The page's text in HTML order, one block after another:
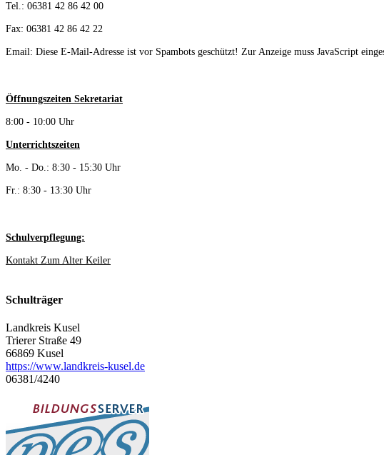
Tel.: 06381 42 86 42 00
Fax: 06381 42 86 42 22
Email: Diese E-Mail-Adresse ist vor Spambots geschützt! Zur Anzeige muss JavaScript
Öffnungszeiten Sekretariat
8:00 - 10:00 Uhr
Unterrichtszeiten
Mo. - Do.: 8:30 - 15:30 Uhr
Fr.: 8:30 - 13:30 Uhr
Schulverpflegung:
Kontakt Zum Alter Keiler
Schulträger
Landkreis Kusel
Trierer Straße 49
66869 Kusel
https://www.landkreis-kusel.de
06381/4240